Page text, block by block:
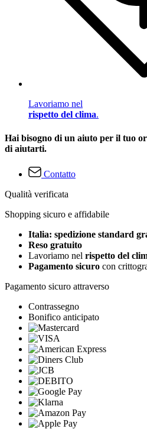
Lavoriamo nel
rispetto del clima.
Hai bisogno di un aiuto per il tuo
di aiutarti.
Contatto
Qualità verificata
Shopping sicuro e affidabile
Italia: spedizione standard
Reso gratuito
Lavoriamo nel rispetto del
Pagamento sicuro con
Pagamento sicuro attraverso
Contrassegno
Bonifico anticipato